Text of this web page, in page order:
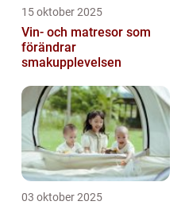
15 oktober 2025
Vin- och matresor som
förändrar
smakupplevelsen
03 oktober 2025